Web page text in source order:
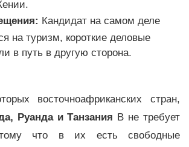
Кандидат на самом деле
на туризм, короткие деловые
в путь в другую сторона.
восточноафриканских стран,
Руанда и Танзания В не требует
что в их есть свободные